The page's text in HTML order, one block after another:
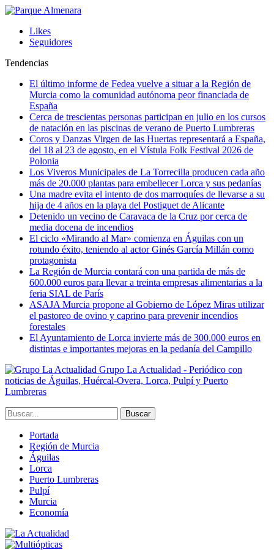
Likes
Seguidores
Tendencias
El último informe de Fedea vuelve a situar a la Región de
Murcia como la comunidad autónoma peor financiada de
España
Cerca de trescientas personas participan en julio en los cursos
de natación en las piscinas de verano de Puerto Lumbreras
Coros y Danzas Virgen de las Huertas representará a España,
del 18 al 23 de agosto, en el Vístula Folk Festival 2026 de
Polonia
Los Viveros Municipales de La Torrecilla producen cada año
más de 20.000 plantas para embellecer Lorca y sus pedanías
Una madre evita el intento de dos marroquíes de llevarse a su
hija de 4 años en la playa del Postiguet de Alicante
Detenido un vecino de Caravaca de la Cruz por cerca de
media docena de incendios
El ciclo «Mirando al Mar» comienza en Águilas con un
rotundo éxito, teniendo al actor Ginés García Millán como
protagonista
La Región de Murcia contará con una partida de más de
600.000 euros para llevar a treinta empresas alimentarias a la
feria SIAL de París
ASAJA Murcia propone al Gobierno de López Miras utilizar
el pastoreo de ovino y caprino para prevenir incendios
forestales
El Ayuntamiento de Lorca invierte más de 300.000 euros en
distintas e importantes mejoras en la pedanía del Campillo
Grupo La Actualidad - Periódico con
noticias de Águilas, Huércal-Overa, Lorca, Pulpí y Puerto
Lumbreras
Portada
Región de Murcia
Águilas
Lorca
Puerto Lumbreras
Pulpí
Murcia
Economía